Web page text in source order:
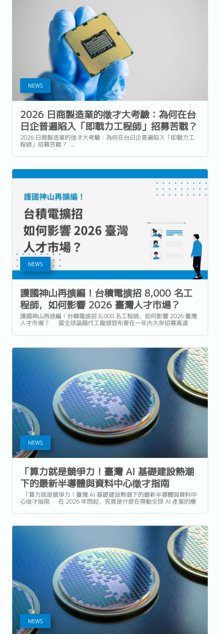
NEWS
2026 日商製造業的徵才大考驗：為何在台
日企普遍陷入「即戰力工程師」招募苦戰？
2026 日商製造業的徵才大考驗：為何在台日企普遍陷入「即戰力工
程師」招募苦戰？ ...
NEWS
護國神山再擴編！台積電擴招 8,000 名工
程師，如何影響 2026 臺灣人才市場？
護國神山再擴編！台積電擴招 8,000 名工程師，如何影響 2026 臺灣
人才市場？ 當全球晶圓代工龍頭宣布要在一年內大舉招募高達
（TSMC）從台大校園徵才博覽會正式開跑的 2026...
NEWS
「算力就是競爭力！臺灣 AI 基礎建設熱潮
下的最新半導體與資料中心徵才指南
「算力就是競爭力！臺灣 AI 基礎建設熱潮下的最新半導體與資料中
心徵才指南 在 2026 年問起，究竟是什麼在帶動全球 AI 產業的爆
NEWS